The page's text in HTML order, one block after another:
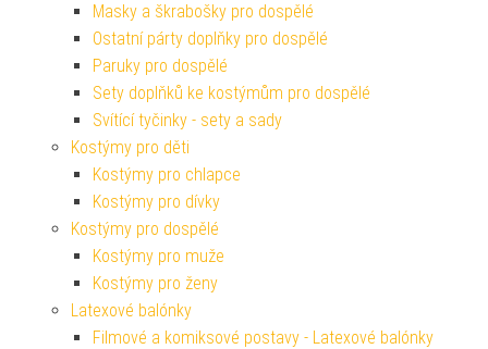
Masky a škrabošky pro dospělé
Ostatní párty doplňky pro dospělé
Paruky pro dospělé
Sety doplňků ke kostýmům pro dospělé
Svítící tyčinky - sety a sady
Kostýmy pro děti
Kostýmy pro chlapce
Kostýmy pro dívky
Kostýmy pro dospělé
Kostýmy pro muže
Kostýmy pro ženy
Latexové balónky
Filmové a komiksové postavy - Latexové balónky